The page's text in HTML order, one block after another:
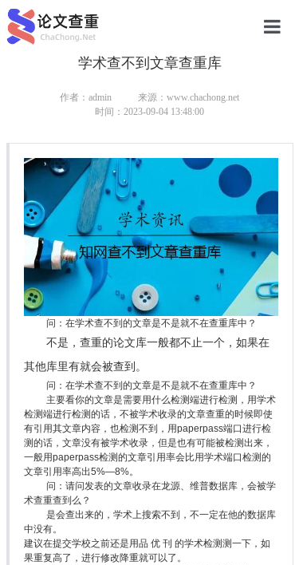
本科论文
研究生论
硕士论文
博士论文
学术查不到文章查重库
作者：admin
来源：www.chachong.net
时间：2023-09-04 13:48:00
问：在学术查不到的文章是不是就不在查重库中？
不是，查重的论文库一般都不止一个，如果在
其他库里有就会被查到。
问：在学术查不到的文章是不是就不在查重库中？
主要看你的文章是需要用什么检测端进行检测，用学术
检测端进行检测的话，不被学术收录的文章查重的时候即使
有引用其文章内容，也检测不到，用paperpass端口进行检
测的话，文章没有被学术收录，但是也有可能被检测出来，
一般用paperpass检测的文章引用率会比用学术端口检测的
文章引用率高出5%—8%。
问：请问发表的文章收录在龙源、维普数据库，会被学
术查重查到么？
是会查出来的，学术上搜索不到，不一定在他的数据库
中没有。
建议在提交学校之前还是用品 优 刊 的学术检测测一下，如
果重复高了，进行修改降重就可以了。